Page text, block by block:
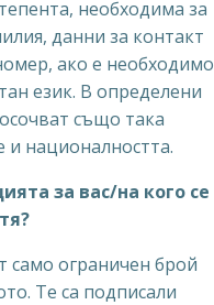
необходима за
данни за контакт
ако е необходимо
език. В определени
също така
националността.
за вас/на кого се
ограничен брой
Те са подписали